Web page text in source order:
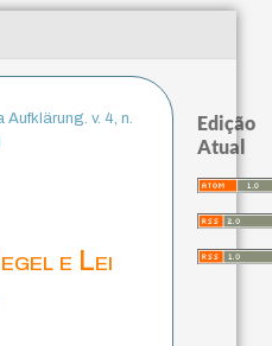
Aufklärung. v. 4, n.
e Lei
Edição
Atual